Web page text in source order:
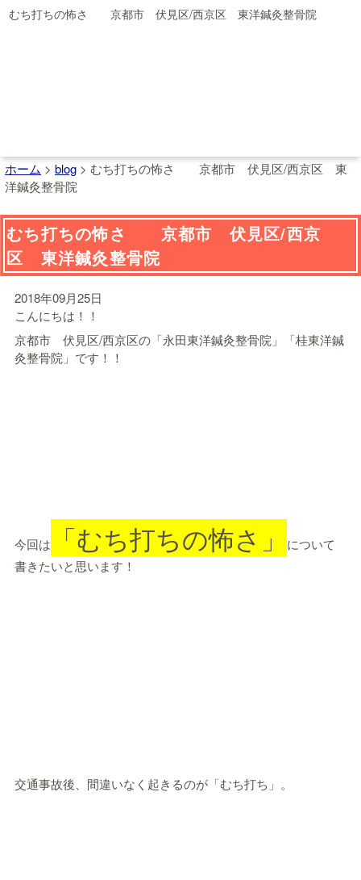
むち打ちの怖さ 京都市 伏見区/西京区 東洋鍼灸整骨院
ホーム > blog > むち打ちの怖さ 京都市 伏見区/西京区 東
洋鍼灸整骨院
むち打ちの怖さ 京都市 伏見区/西京
区 東洋鍼灸整骨院
2018年09月25日
こんにちは！！
京都市 伏見区/西京区の「永田東洋鍼灸整骨院」「桂東洋鍼
灸整骨院」です！！
今回は 「むち打ちの怖さ」
について
書きたいと思います！
交通事故後、間違いなく起きるのが「むち打ち」。